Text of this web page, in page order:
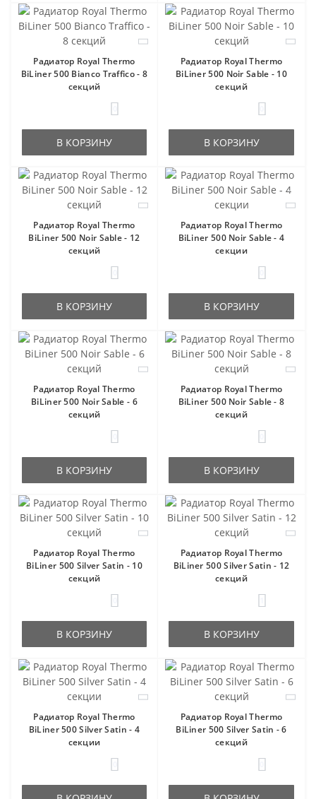
Радиатор Royal Thermo
BiLiner 500 Bianco Traffico - 8
секций
В КОРЗИНУ
Радиатор Royal Thermo
BiLiner 500 Noir Sable - 10
секций
В КОРЗИНУ
Радиатор Royal Thermo
BiLiner 500 Noir Sable - 12
секций
В КОРЗИНУ
Радиатор Royal Thermo
BiLiner 500 Noir Sable - 4
секции
В КОРЗИНУ
Радиатор Royal Thermo
BiLiner 500 Noir Sable - 6
секций
В КОРЗИНУ
Радиатор Royal Thermo
BiLiner 500 Noir Sable - 8
секций
В КОРЗИНУ
Радиатор Royal Thermo
BiLiner 500 Silver Satin - 10
секций
В КОРЗИНУ
Радиатор Royal Thermo
BiLiner 500 Silver Satin - 12
секций
В КОРЗИНУ
Радиатор Royal Thermo
BiLiner 500 Silver Satin - 4
секции
Радиатор Royal Thermo
BiLiner 500 Silver Satin - 6
секций